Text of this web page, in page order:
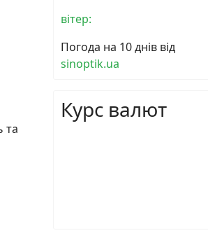
та
вітер:
Погода на 10 днів від
sinoptik.ua
Курс валют